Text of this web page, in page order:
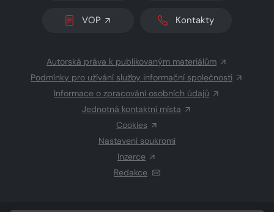
VOP Kontakty
Autorská práva k publikovaným materiálům
Podmínky pro užívání služby informační společnosti
Informace o zpracování osobních údajů
Jednotná kontaktní místa
Cookies
Nastavení soukromí
Inzerce
Redakce